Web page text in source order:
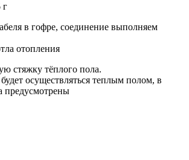
г
в гофре, соединение выполняем
отопления
стяжку тёплого пола.
осуществляться теплым полом, в
предусмотрены